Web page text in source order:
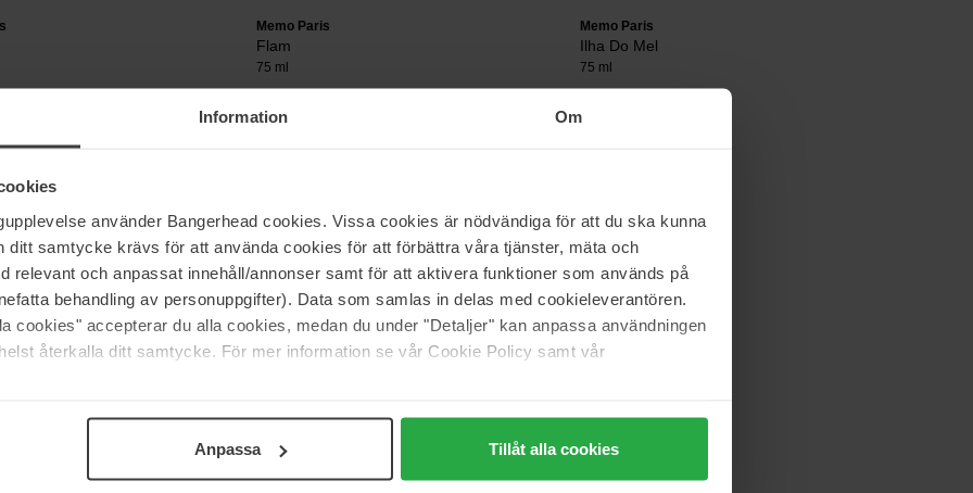
Information Om
använder Bangerhead cookies. Vissa cookies är nödvändiga för att du ska kunna
ditt samtycke krävs för att använda cookies för att förbättra våra tjänster, mäta och
relevant och anpassat innehåll/annonser samt för att aktivera funktioner som används på
behandling av personuppgifter). Data som samlas in delas med cookieleverantören.
cookies" accepterar du alla cookies, medan du under "Detaljer" kan anpassa användningen
återkalla ditt samtycke. För mer information se vår Cookie Policy samt vår
Anpassa Tillåt alla cookies
Memo Paris
Flam
75 ml
Memo Paris
Ilha Do Mel
75 ml
Luxor Oud
2 849 kr
Moroccan Leather
3 025 kr
Visa fler